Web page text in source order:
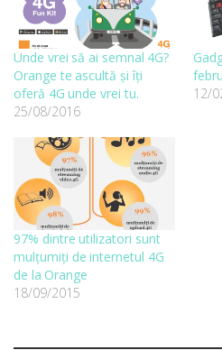
Unde vrei să ai semnal 4G?
Orange te ascultă și îți
oferă 4G unde vrei tu.
25/08/2016
12/
97% dintre utilizatori sunt
mulţumiţi de internetul 4G
de la Orange
18/09/2015